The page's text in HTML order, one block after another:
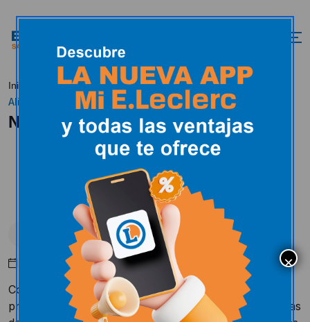
Inicio Actualidad E.Leclerc en los medios
Nuestras
Alianzas Locales
Nuestras Alianzas Locales
E.Leclerc en los medios
Octubre 31, 2017
Consumir productos localescrea riqueza en la
provincia a la vez que genera puestos de empleo. Estas